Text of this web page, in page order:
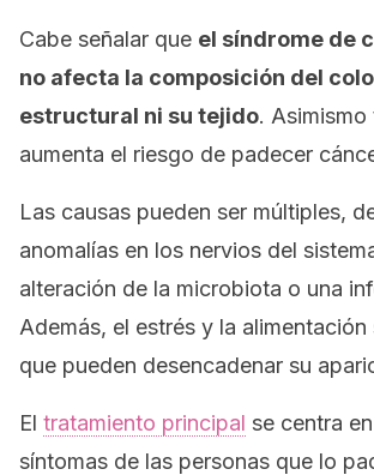
Cabe señalar que el síndrome de
no afecta la composición del
estructural ni su tejido.
aumenta el riesgo de padecer
Las causas pueden ser múltiples,
anomalías en los nervios del
alteración de la microbiota o una
Además, el estrés y la
que pueden desencadenar su
El tratamiento principal se centra
síntomas de las personas que lo